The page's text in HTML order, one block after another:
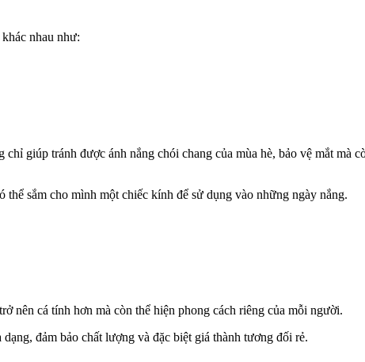
nhau như:
giúp tránh được ánh nắng chói chang của mùa hè, bảo vệ mắt mà
sắm cho mình một chiếc kính để sử dụng vào những ngày nắng.
nên cá tính hơn mà còn thể hiện phong cách riêng của mỗi người.
đảm bảo chất lượng và đặc biệt giá thành tương đối rẻ.